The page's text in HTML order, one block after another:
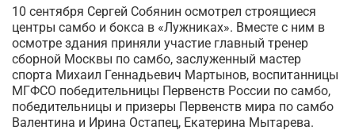
10 сентября Сергей Собянин осмотрел строящиеся
центры самбо и бокса в «Лужниках». Вместе с ним в
осмотре здания приняли участие главный тренер
сборной Москвы по самбо, заслуженный мастер
спорта Михаил Геннадьевич Мартынов, воспитанницы
МГФСО победительницы Первенств России по самбо,
победительницы и призеры Первенств мира по самбо
Валентина и Ирина Остапец, Екатерина Мытарева.